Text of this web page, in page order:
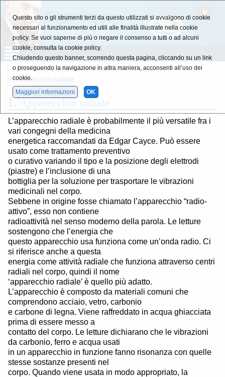
L'Enciclopedia della Salute » Lettera - A - »Lettera - A -
» L'Apparecchio radiale
L'Apparecchio radiale
L’apparecchio radiale è probabilmente il più versatile fra i
vari congegni della medicina
energetica raccomandati da Edgar Cayce. Può essere
usato come trattamento preventivo
o curativo variando il tipo e la posizione degli elettrodi
(piastre) e l’inclusione di una
bottiglia per la soluzione per trasportare le vibrazioni
medicinali nel corpo.
Sebbene in origine fosse chiamato l’apparecchio “radio-
attivo”, esso non contiene
radioattività nel senso moderno della parola. Le letture
sostengono che l’energia che
questo apparecchio usa funziona come un’onda radio. Ci
si riferisce anche a questa
energia come attività radiale che funziona attraverso centri
radiali nel corpo, quindi il nome
‘apparecchio radiale’ è quello più adatto.
L’apparecchio è composto da materiali comuni che
comprendono acciaio, vetro, carbonio
e carbone di legna. Viene raffreddato in acqua ghiacciata
prima di essere messo a
contatto del corpo. Le letture dichiarano che le vibrazioni
da carbonio, ferro e acqua usati
in un apparecchio in funzione fanno risonanza con quelle
stesse sostanze presenti nel
corpo. Quando viene usata in modo appropriato, la
Questo sito o gli strumenti terzi da questo utilizzati si avvalgono di cookie
necessari al funzionamento ed utili alle finalità illustrate nella cookie
policy. Se vuoi saperne di più o negare il consenso a tutti o ad alcuni
cookie, consulta la cookie policy.
Chiudendo questo banner, scorrendo questa pagina, cliccando su un link
o proseguendo la navigazione in altra maniera, acconsenti all’uso dei
cookie.
Maggiori informazioni
OK